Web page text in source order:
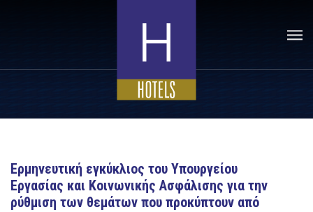
Ερμηνευτική εγκύκλιος του Υπουργείου
Εργασίας και Κοινωνικής Ασφάλισης για την
ρύθμιση των θεμάτων που προκύπτουν από